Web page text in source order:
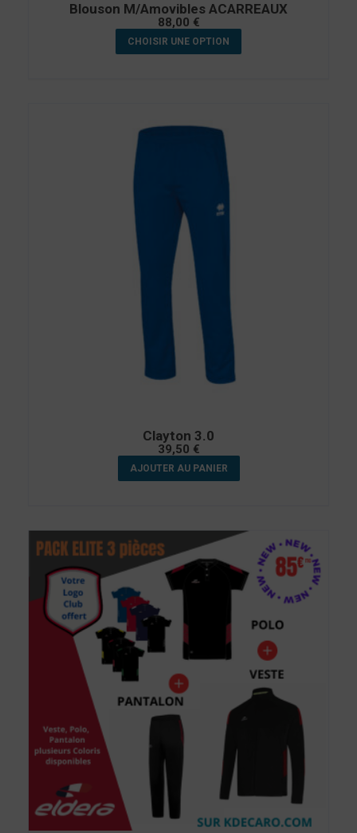
Blouson M/Amovibles ACARREAUX
88,00 €
CHOISIR UNE OPTION
Clayton 3.0
39,50 €
AJOUTER AU PANIER